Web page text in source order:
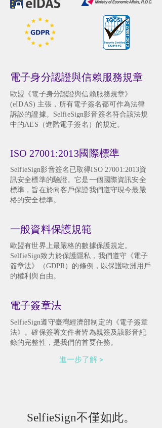
電子身分認證與信賴服務規章
歐盟《電子身分認證與信賴服務規章》
(eIDAS) 主張，所有電子簽名都可作為法律
訴訟的證據。SelfieSign影音簽名符合該法規
中的AES（進階電子簽名）的規定。
ISO 27001:2013國際標準
SelfieSign影音簽名已取得ISO 27001:2013資
訊安全標準的驗證。它是一個國際資訊安全
標準，旨在於向客戶保證我們遵守現今最嚴
格的安全標準。
一般資料保護規範
歐盟有世界上最嚴格的數據保護規定。
SelfieSign致力於保護隱私，我們遵守《電子
簽章法》（GDPR）的條例，以保護歐洲用戶
的權利與自由。
電子簽章法
SelfieSign遵守臺灣經濟部制定的《電子簽章
法》。確保簽署文件者皆為親簽及該影音紀
錄的完整性，是我們的首要任務。
進一步了解 >
SelfieSign不僅如此。